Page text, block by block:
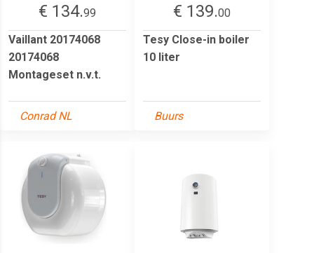
€ 134.99
Vaillant 20174068
20174068
Montageset n.v.t.
Conrad NL
€ 139.00
Tesy Close-in boiler
10 liter
Buurs